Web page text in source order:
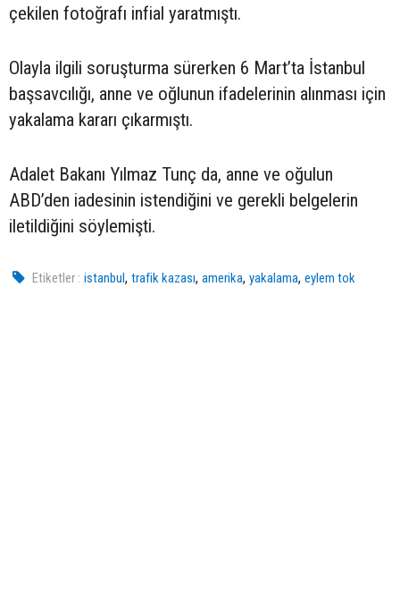
çekilen fotoğrafı infial yaratmıştı.
Olayla ilgili soruşturma sürerken 6 Mart’ta İstanbul
başsavcılığı, anne ve oğlunun ifadelerinin alınması için
yakalama kararı çıkarmıştı.
Adalet Bakanı Yılmaz Tunç da, anne ve oğulun
ABD’den iadesinin istendiğini ve gerekli belgelerin
iletildiğini söylemişti.
Etiketler : istanbul,trafik kazası,amerika,yakalama,eylem tok